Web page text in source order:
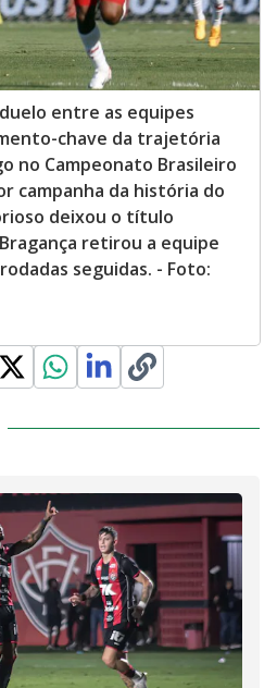
entre as equipes
chave da trajetória
no Campeonato Brasileiro
campanha da história do
deixou o título
retirou a equipe
seguidas. - Foto: